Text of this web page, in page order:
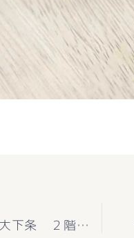
★お知らせ★中古一戸建て 甲斐市大下条 ２階戸建（外構付き＋ウッドデッキ付き）＋駐車2台可能